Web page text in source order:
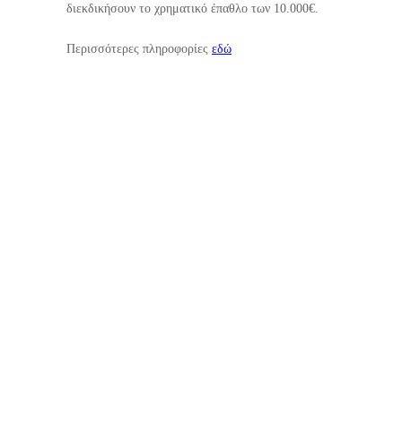
διεκδικήσουν το χρηματικό έπαθλο των 10.000€.
Περισσότερες πληροφορίες εδώ